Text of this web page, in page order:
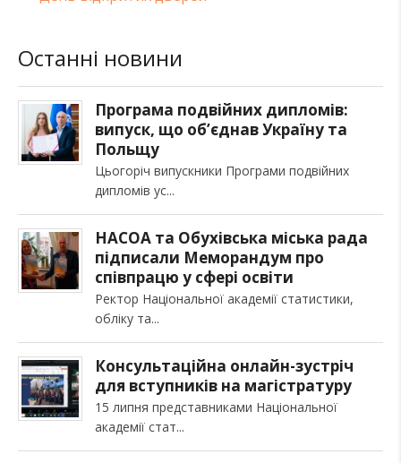
Останні новини
Програма подвійних дипломів:
випуск, що об’єднав Україну та
Польщу
Цьогоріч випускники Програми подвійних
дипломів ус
НАСОА та Обухівська міська рада
підписали Меморандум про
співпрацю у сфері освіти
Ректор Національної академії статистики,
обліку та
Консультаційна онлайн-зустріч
для вступників на магістратуру
15 липня представниками Національної
академії стат